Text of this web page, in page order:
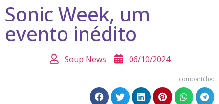
Sonic Week, um
evento inédito
Soup News 06/10/2024
compartilhe: